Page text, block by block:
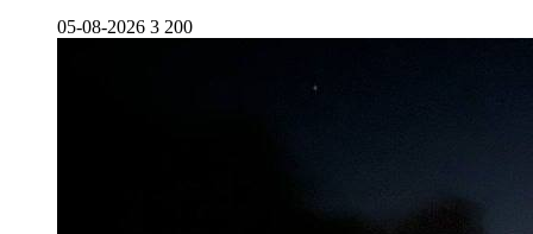
05-08-2026 3 200